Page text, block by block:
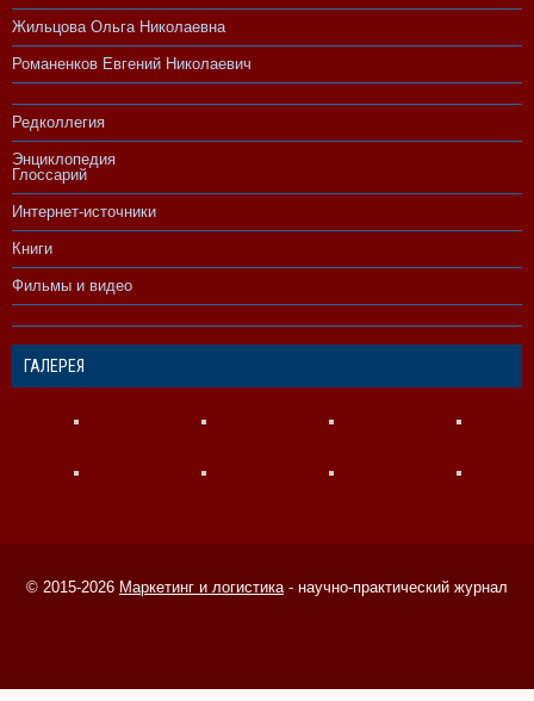
Жильцова Ольга Николаевна
Романенков Евгений Николаевич
Редколлегия
Энциклопедия
Глоссарий
Интернет-источники
Книги
Фильмы и видео
ГАЛЕРЕЯ
© 2015-2026 Маркетинг и логистика- научно-практический журнал